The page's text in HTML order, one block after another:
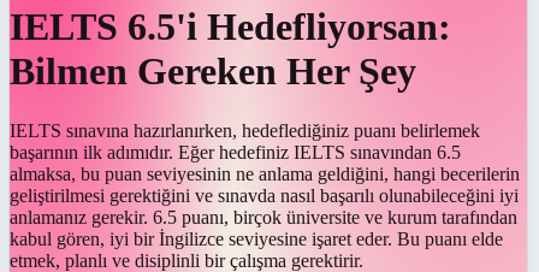
IELTS 6.5'i Hedefliyorsan:
Bilmen Gereken Her Şey
IELTS sınavına hazırlanırken, hedeflediğiniz puanı belirlemek
başarının ilk adımıdır. Eğer hedefiniz IELTS sınavından 6.5
almaksa, bu puan seviyesinin ne anlama geldiğini, hangi becerilerin
geliştirilmesi gerektiğini ve sınavda nasıl başarılı olunabileceğini iyi
anlamanız gerekir. 6.5 puanı, birçok üniversite ve kurum tarafından
kabul gören, iyi bir İngilizce seviyesine işaret eder. Bu puanı elde
etmek, planlı ve disiplinli bir çalışma gerektirir.